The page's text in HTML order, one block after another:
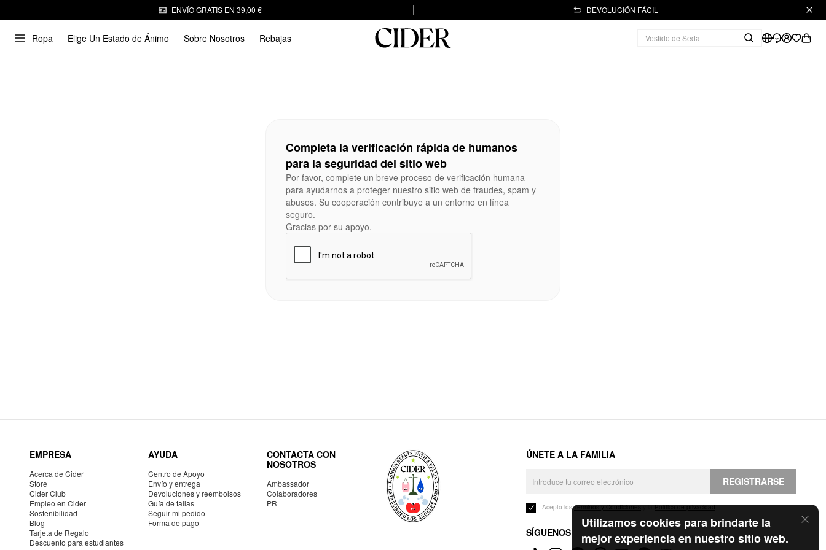
ENVÍO GRATIS EN 39,00 € DEVOLUCIÓN FÁCIL
Ropa Elige Un Estado de Ánimo Sobre Nosotros Rebajas
Utilizamos cookies para brindarte la
mejor experiencia en nuestro sitio web.
Completa la verificación rápida de humanos
para la seguridad del sitio web
Por favor, complete un breve proceso de verificación humana
para ayudarnos a proteger nuestro sitio web de fraudes, spam y
abusos. Su cooperación contribuye a un entorno en línea
seguro.
Gracias por su apoyo.
EMPRESA
Acerca de Cider
Store
Cider Club
Empleo en Cider
Sostenibilidad
Blog
Tarjeta de Regalo
Descuento para estudiantes
AYUDA
Centro de Apoyo
Envío y entrega
Devoluciones y reembolsos
Guía de tallas
Seguir mi pedido
Forma de pago
CONTACTA CON
NOSOTROS
Ambassador
Colaboradores
PR
ÚNETE A LA FAMILIA
REGISTRARSE
Acepto losTérminos y Condicionesy laPolítica de privacidad.
SÍGUENOS